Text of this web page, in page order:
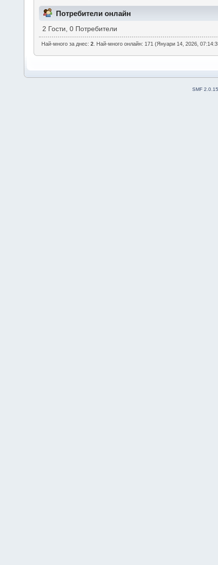
Потребители онлайн
2 Гости, 0 Потребители
Най-много за днес:2 . Най-много онлайн: 171 (Януари 14, 2026,
SMF 2.0.15